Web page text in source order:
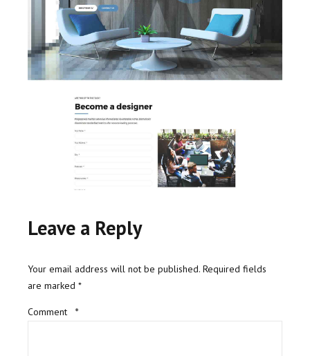
Leave a Reply
Your email address will not be published. Required fields
are marked *
Comment *